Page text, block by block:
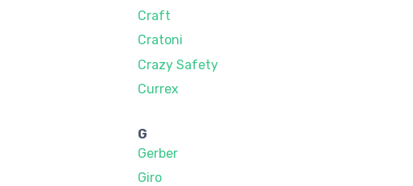
Craft
Cratoni
Crazy Safety
Currex
G
Gerber
Giro